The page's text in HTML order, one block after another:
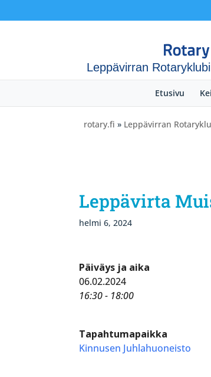
Leppävirran Rotaryklubi
Etusivu
rotary.fi » Leppävirran
Leppävirta
helmi 6, 2024
Päiväys ja aika
06.02.2024
16:30 - 18:00
Tapahtumapaikka
Kinnusen Juhlahuoneisto